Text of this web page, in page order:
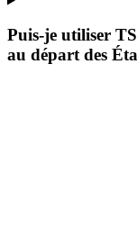
Puis-je utiliser
au départ des